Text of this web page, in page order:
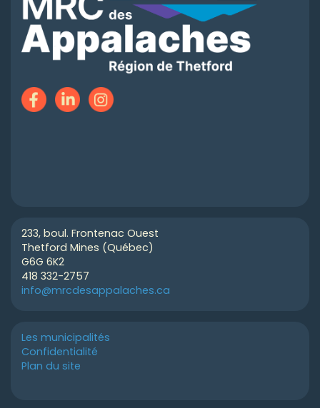
233, boul. Frontenac Ouest
Thetford Mines (Québec)
G6G 6K2
418 332-2757
info@mrcdesappalaches.ca
Les municipalités
Confidentialité
Plan du site